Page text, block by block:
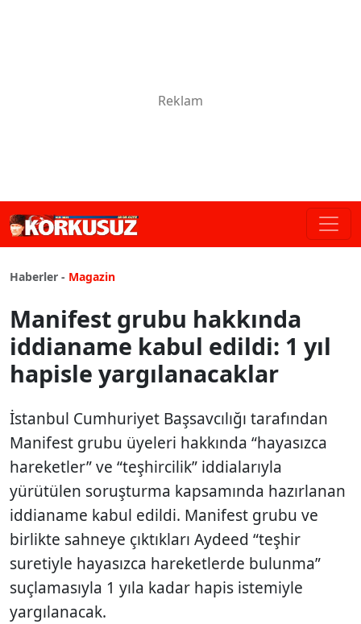
Haberler - Magazin
Manifest grubu hakkında
iddianame kabul edildi: 1 yıl
hapisle yargılanacaklar
İstanbul Cumhuriyet Başsavcılığı tarafından
Manifest grubu üyeleri hakkında “hayasızca
hareketler” ve “teşhircilik” iddialarıyla
yürütülen soruşturma kapsamında hazırlanan
iddianame kabul edildi. Manifest grubu ve
birlikte sahneye çıktıkları Aydeed “teşhir
suretiyle hayasızca hareketlerde bulunma”
suçlamasıyla 1 yıla kadar hapis istemiyle
yargılanacak.